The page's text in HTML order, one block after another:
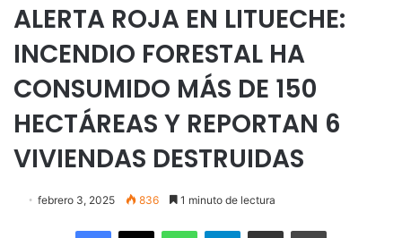
ALERTA ROJA EN LITUECHE:
INCENDIO FORESTAL HA
CONSUMIDO MÁS DE 150
HECTÁREAS Y REPORTAN 6
VIVIENDAS DESTRUIDAS
febrero 3, 2025 836 1 minuto de lectura
Facebook
X WhatsAppTelegramEnviar vía email Imprimir